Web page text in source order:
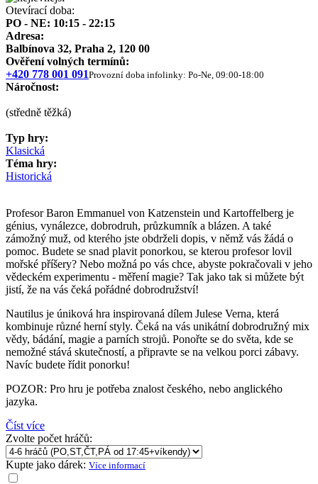
Otevírací doba:
PO - NE: 10:15 - 22:15
Adresa:
Balbínova 32, Praha 2, 120 00
Ověření volných termínů:
+420 778 001 091Provozní doba infolinky: Po-Ne, 09:00-18:00
Náročnost:
(středně těžká)
Typ hry:
Klasická
Téma hry:
Historická
Profesor Baron Emmanuel von Katzenstein und Kartoffelberg je
génius, vynálezce, dobrodruh, průzkumník a blázen. A také
zámožný muž, od kterého jste obdrželi dopis, v němž vás žádá o
pomoc. Budete se snad plavit ponorkou, se kterou profesor lovil
mořské příšery? Nebo možná po vás chce, abyste pokračovali v jeho
vědeckém experimentu - měření magie? Tak jako tak si můžete být
jistí, že na vás čeká pořádné dobrodružství!
Nautilus je úniková hra inspirovaná dílem Julese Verna, která
kombinuje různé herní styly. Čeká na vás unikátní dobrodružný mix
vědy, bádání, magie a parních strojů. Ponořte se do světa, kde se
nemožné stává skutečností, a připravte se na velkou porci zábavy.
Navíc budete řídit ponorku!
POZOR: Pro hru je potřeba znalost českého, nebo anglického
jazyka.
Číst více
Zvolte počet hráčů:
Kupte jako dárek: Více informací